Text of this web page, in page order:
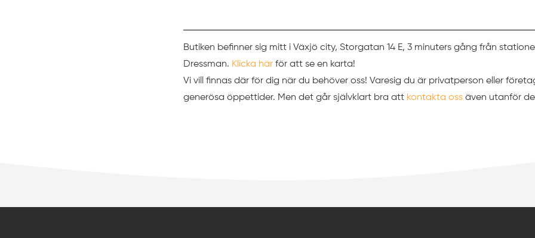
Butiken befinner sig mitt i Växjö city, Storgatan 14 E, 3 minuters gång från
Dressman. Klicka här för att se en karta!
Vi vill finnas där för dig när du behöver oss! Varesig du är privatperson eller
generösa öppettider. Men det går självklart bra att kontakta oss även utanför